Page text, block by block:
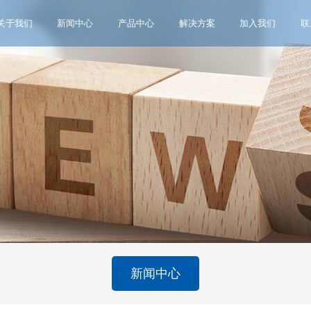
于我们 新闻中心 产品中心 解决方案 加入我们
新闻中心